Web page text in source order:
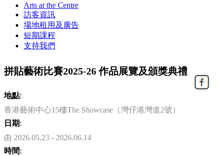
Arts at the Centre
訪客資訊
場地租用及廣告
短期課程
支持我們
拼貼藝術比賽2025-26 作品展覽及頒獎典禮
地點:
香港藝術中心15樓The Showcase（灣仔港灣道2號）
日期:
由 2026.05.23 - 2026.06.14
時間: